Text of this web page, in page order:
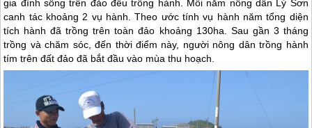
gia đình sống trên đảo đều trồng hành. Mỗi năm nông dân Lý Sơn
canh tác khoảng 2 vụ hành. Theo ước tính vụ hành năm tổng diện
tích hành đã trồng trên toàn đảo khoảng 130ha. Sau gần 3 tháng
trồng và chăm sóc, đến thời điểm này, người nông dân trồng hành
tím trên đất đảo đã bắt đầu vào mùa thu hoạch.